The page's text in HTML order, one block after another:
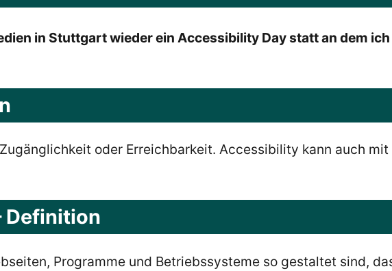
in Stuttgart wieder ein Accessibility Day statt an dem
oder Erreichbarkeit. Accessibility kann auch mit
Definition
Programme und Betriebssysteme so gestaltet sind,